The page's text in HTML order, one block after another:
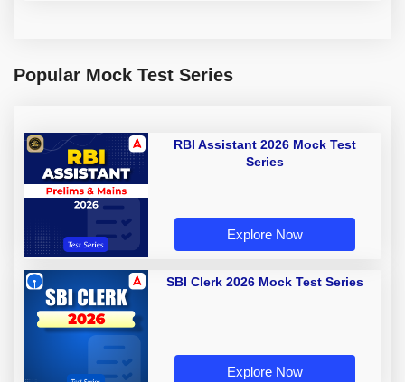
Popular Mock Test Series
RBI Assistant 2026 Mock Test
Series
Explore Now
SBI Clerk 2026 Mock Test Series
Explore Now